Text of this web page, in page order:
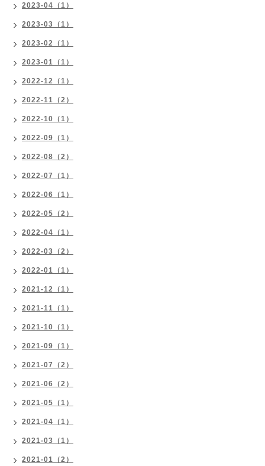
2023-04（1）
2023-03（1）
2023-02（1）
2023-01（1）
2022-12（1）
2022-11（2）
2022-10（1）
2022-09（1）
2022-08（2）
2022-07（1）
2022-06（1）
2022-05（2）
2022-04（1）
2022-03（2）
2022-01（1）
2021-12（1）
2021-11（1）
2021-10（1）
2021-09（1）
2021-07（2）
2021-06（2）
2021-05（1）
2021-04（1）
2021-03（1）
2021-01（2）